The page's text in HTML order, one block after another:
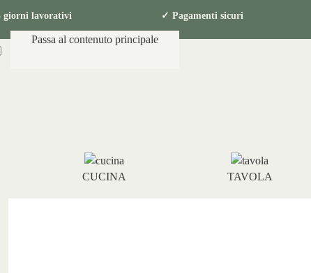
2-4 giorni lavorativi ✓ Pagamenti sicuri
Passa al contenuto principale
CUCINA TAVOLA